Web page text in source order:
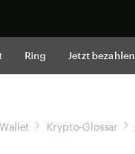
Ring Jetzt bezahlen
Krypto-Glossar